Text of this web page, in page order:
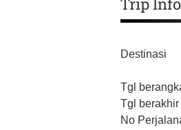
Destinasi
Tgl
Tgl berakhir
No